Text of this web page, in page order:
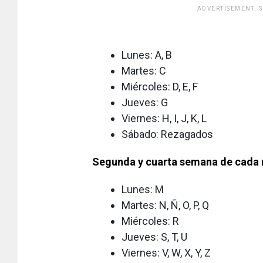
ADVERTISEMENT.
Lunes: A, B
Martes: C
Miércoles: D, E, F
Jueves: G
Viernes: H, I, J, K, L
Sábado: Rezagados
Segunda y cuarta semana de cada
Lunes: M
Martes: N, Ñ, O, P, Q
Miércoles: R
Jueves: S, T, U
Viernes: V, W, X, Y, Z